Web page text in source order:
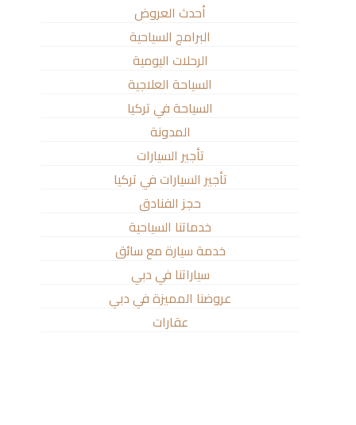
أحدث العروض
البرامج السياحية
الرحلات اليومية
السياحة العلاجية
السياحة في تركيا
المدونة
تأجير السيارات
تأجير السيارات في تركيا
حجز الفنادق
خدماتنا السياحية
خدمة سيارة مع سائق
سياراتنا في دبي
عروضنا المميزة في دبي
عقارات